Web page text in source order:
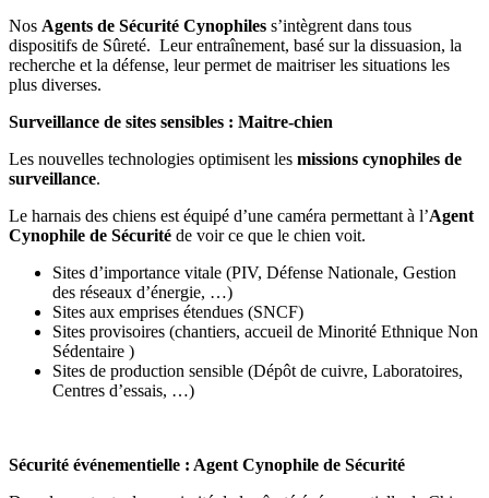
Nos Agents de Sécurité Cynophiles s’intègrent dans tous
dispositifs de Sûreté. Leur entraînement, basé sur la dissuasion, la
recherche et la défense, leur permet de maitriser les situations les
plus diverses.
Surveillance de sites sensibles : Maitre-chien
Les nouvelles technologies optimisent les missions cynophiles de
surveillance.
Le harnais des chiens est équipé d’une caméra permettant à l’Agent
Cynophile de Sécurité de voir ce que le chien voit.
Sites d’importance vitale (PIV, Défense Nationale, Gestion
des réseaux d’énergie, …)
Sites aux emprises étendues (SNCF)
Sites provisoires (chantiers, accueil de Minorité Ethnique Non
Sédentaire )
Sites de production sensible (Dépôt de cuivre, Laboratoires,
Centres d’essais, …)
Sécurité événementielle : Agent Cynophile de Sécurité